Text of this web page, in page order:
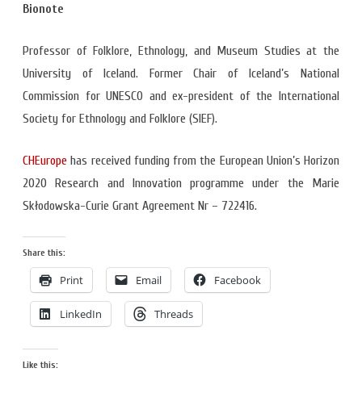
Bionote
Professor of Folklore, Ethnology, and Museum Studies at the
University of Iceland. Former Chair of Iceland’s National
Commission for UNESCO and ex-president of the International
Society for Ethnology and Folklore (SIEF).
CHEurope has received funding from the European Union’s Horizon
2020 Research and Innovation programme under the Marie
Skłodowska-Curie Grant Agreement Nr – 722416.
Share this:
Print Email Facebook
LinkedIn Threads
Like this: